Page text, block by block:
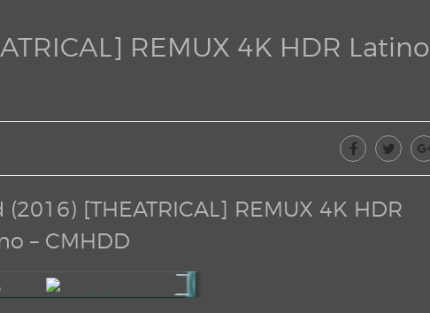
REMUX 4K HDR Latino
[THEATRICAL] REMUX 4K HDR
– CMHDD